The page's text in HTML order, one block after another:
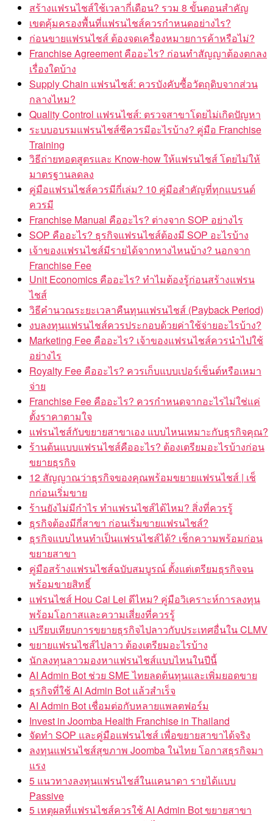
สร้างแฟรนไชส์ใช้เวลากี่เดือน? รวม 8 ขั้นตอนสำคัญ
เขตคุ้มครองพื้นที่แฟรนไชส์ควรกำหนดอย่างไร?
ก่อนขายแฟรนไชส์ ต้องจดเครื่องหมายการค้าหรือไม่?
Franchise Agreement คืออะไร? ก่อนทำสัญญาต้องตกลง
เรื่องใดบ้าง
Supply Chain แฟรนไชส์: ควรบังคับซื้อวัตถุดิบจากส่วน
กลางไหม?
Quality Control แฟรนไชส์: ตรวจสาขาโดยไม่เกิดปัญหา
ระบบอบรมแฟรนไชส์ซีควรมีอะไรบ้าง? คู่มือ Franchise
Training
วิธีถ่ายทอดสูตรและ Know-how ให้แฟรนไชส์ โดยไม่ให้
มาตรฐานลดลง
คู่มือแฟรนไชส์ควรมีกี่เล่ม? 10 คู่มือสำคัญที่ทุกแบรนด์
ควรมี
Franchise Manual คืออะไร? ต่างจาก SOP อย่างไร
SOP คืออะไร? ธุรกิจแฟรนไชส์ต้องมี SOP อะไรบ้าง
เจ้าของแฟรนไชส์มีรายได้จากทางไหนบ้าง? นอกจาก
Franchise Fee
Unit Economics คืออะไร? ทำไมต้องรู้ก่อนสร้างแฟรน
ไชส์
วิธีคำนวณระยะเวลาคืนทุนแฟรนไชส์ (Payback Period)
งบลงทุนแฟรนไชส์ควรประกอบด้วยค่าใช้จ่ายอะไรบ้าง?
Marketing Fee คืออะไร? เจ้าของแฟรนไชส์ควรนำไปใช้
อย่างไร
Royalty Fee คืออะไร? ควรเก็บแบบเปอร์เซ็นต์หรือเหมา
จ่าย
Franchise Fee คืออะไร? ควรกำหนดจากอะไรไม่ใช่แค่
ตั้งราคาตามใจ
แฟรนไชส์กับขยายสาขาเอง แบบไหนเหมาะกับธุรกิจคุณ?
ร้านต้นแบบแฟรนไชส์คืออะไร? ต้องเตรียมอะไรบ้างก่อน
ขยายธุรกิจ
12 สัญญาณว่าธุรกิจของคุณพร้อมขยายแฟรนไชส์ | เช็
กก่อนเริ่มขาย
ร้านยังไม่มีกำไร ทำแฟรนไชส์ได้ไหม? สิ่งที่ควรรู้
ธุรกิจต้องมีกี่สาขา ก่อนเริ่มขายแฟรนไชส์?
ธุรกิจแบบไหนทำเป็นแฟรนไชส์ได้? เช็กความพร้อมก่อน
ขยายสาขา
คู่มือสร้างแฟรนไชส์ฉบับสมบูรณ์ ตั้งแต่เตรียมธุรกิจจน
พร้อมขายสิทธิ์
แฟรนไชส์ Hou Cai Lei ดีไหม? คู่มือวิเคราะห์การลงทุน
พร้อมโอกาสและความเสี่ยงที่ควรรู้
เปรียบเทียบการขยายธุรกิจไปลาวกับประเทศอื่นใน CLMV
ขยายแฟรนไชส์ไปลาว ต้องเตรียมอะไรบ้าง
นักลงทุนลาวมองหาแฟรนไชส์แบบไหนในปีนี้
AI Admin Bot ช่วย SME ไทยลดต้นทุนและเพิ่มยอดขาย
ธุรกิจที่ใช้ AI Admin Bot แล้วสำเร็จ
AI Admin Bot เชื่อมต่อกับหลายแพลตฟอร์ม
Invest in Joomba Health Franchise in Thailand
จัดทำ SOP และคู่มือแฟรนไชส์ เพื่อขยายสาขาได้จริง
ลงทุนแฟรนไชส์สุขภาพ Joomba ในไทย โอกาสธุรกิจมา
แรง
5 แนวทางลงทุนแฟรนไชส์ในแคนาดา รายได้แบบ
Passive
5 เหตุผลที่แฟรนไชส์ควรใช้ AI Admin Bot ขยายสาขา